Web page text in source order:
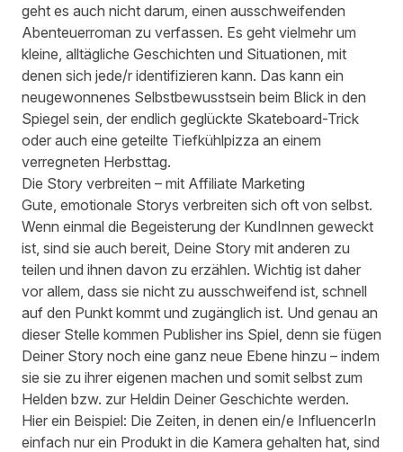
geht es auch nicht darum, einen ausschweifenden
Abenteuerroman zu verfassen. Es geht vielmehr um
kleine, alltägliche Geschichten und Situationen, mit
denen sich jede/r identifizieren kann. Das kann ein
neugewonnenes Selbstbewusstsein beim Blick in den
Spiegel sein, der endlich geglückte Skateboard-Trick
oder auch eine geteilte Tiefkühlpizza an einem
verregneten Herbsttag.
Die Story verbreiten – mit Affiliate Marketing
Gute, emotionale Storys verbreiten sich oft von selbst.
Wenn einmal die Begeisterung der KundInnen geweckt
ist, sind sie auch bereit, Deine Story mit anderen zu
teilen und ihnen davon zu erzählen. Wichtig ist daher
vor allem, dass sie nicht zu ausschweifend ist, schnell
auf den Punkt kommt und zugänglich ist. Und genau an
dieser Stelle kommen Publisher ins Spiel, denn sie fügen
Deiner Story noch eine ganz neue Ebene hinzu – indem
sie sie zu ihrer eigenen machen und somit selbst zum
Helden bzw. zur Heldin Deiner Geschichte werden.
Hier ein Beispiel: Die Zeiten, in denen ein/e InfluencerIn
einfach nur ein Produkt in die Kamera gehalten hat, sind